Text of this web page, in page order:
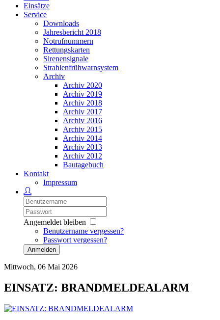
Einsätze
Service
Downloads
Jahresbericht 2018
Notrufnummern
Rettungskarten
Sirenensignale
Strahlenfrühwarnsystem
Archiv
Archiv 2020
Archiv 2019
Archiv 2018
Archiv 2017
Archiv 2016
Archiv 2015
Archiv 2014
Archiv 2013
Archiv 2012
Bautagebuch
Kontakt
Impressum
Angemeldet bleiben
Benutzername vergessen?
Passwort vergessen?
Anmelden
Mittwoch, 06 Mai 2026
EINSATZ: BRANDMELDEALARM